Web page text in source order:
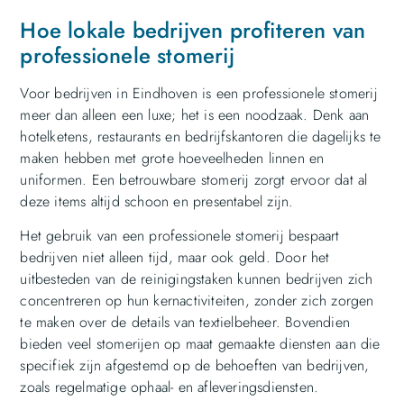
Hoe lokale bedrijven profiteren van
professionele stomerij
Voor bedrijven in Eindhoven is een professionele stomerij
meer dan alleen een luxe; het is een noodzaak. Denk aan
hotelketens, restaurants en bedrijfskantoren die dagelijks te
maken hebben met grote hoeveelheden linnen en
uniformen. Een betrouwbare stomerij zorgt ervoor dat al
deze items altijd schoon en presentabel zijn.
Het gebruik van een professionele stomerij bespaart
bedrijven niet alleen tijd, maar ook geld. Door het
uitbesteden van de reinigingstaken kunnen bedrijven zich
concentreren op hun kernactiviteiten, zonder zich zorgen
te maken over de details van textielbeheer. Bovendien
bieden veel stomerijen op maat gemaakte diensten aan die
specifiek zijn afgestemd op de behoeften van bedrijven,
zoals regelmatige ophaal- en afleveringsdiensten.